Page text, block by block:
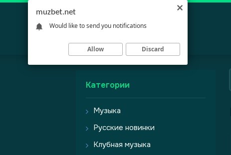
Категории
Музыка
Русские новинки
Клубная музыка
muzbet.net
Would like to send you notifications
Allow Discard